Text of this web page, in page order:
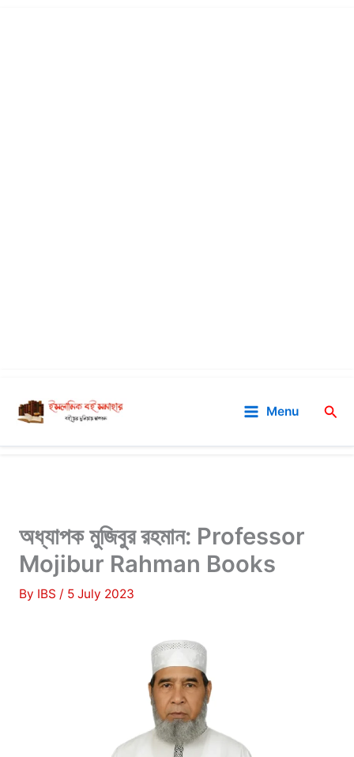
content
Menu
অধ্যাপক মুজিবুর রহমান: Professor
Mojibur Rahman Books
By IBS / 5 July 2023